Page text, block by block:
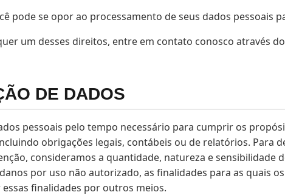
pode se opor ao processamento de seus dados pessoais
um desses direitos, entre em contato conosco através
DE DADOS
pessoais pelo tempo necessário para cumprir os
obrigações legais, contábeis ou de relatórios. Para
consideramos a quantidade, natureza e sensibilidade
por uso não autorizado, as finalidades para as quais
finalidades por outros meios.